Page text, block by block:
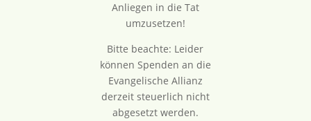
Anliegen in die Tat
umzusetzen!
Bitte beachte: Leider
können Spenden an die
Evangelische Allianz
derzeit steuerlich nicht
abgesetzt werden.